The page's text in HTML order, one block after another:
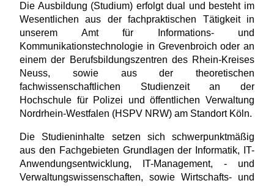
Die Ausbildung (Studium) erfolgt dual und besteht im
Wesentlichen aus der fachpraktischen Tätigkeit in
unserem Amt für Informations- und
Kommunikationstechnologie in Grevenbroich oder an
einem der Berufsbildungszentren des Rhein-Kreises
Neuss, sowie aus der theoretischen
fachwissenschaftlichen Studienzeit an der
Hochschule für Polizei und öffentlichen Verwaltung
Nordrhein-Westfalen (HSPV NRW) am Standort Köln.
Die Studieninhalte setzen sich schwerpunktmäßig
aus den Fachgebieten Grundlagen der Informatik, IT-
Anwendungsentwicklung, IT-Management, - und
Verwaltungswissenschaften, sowie Wirtschafts- und